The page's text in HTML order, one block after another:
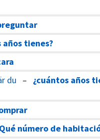
años tienes?
du – ¿cuántos años
número de